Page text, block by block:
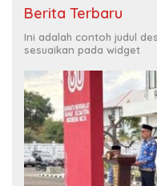
Berita Terbaru
Ini adalah contoh judul
sesuaikan pada widget